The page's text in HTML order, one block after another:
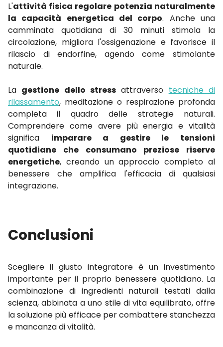
L'attività fisica regolare potenzia naturalmente
la capacità energetica del corpo. Anche una
camminata quotidiana di 30 minuti stimola la
circolazione, migliora l'ossigenazione e favorisce il
rilascio di endorfine, agendo come stimolante
naturale.
La gestione dello stress attraverso tecniche di
rilassamento, meditazione o respirazione profonda
completa il quadro delle strategie naturali.
Comprendere come avere più energia e vitalità
significa imparare a gestire le tensioni
quotidiane che consumano preziose riserve
energetiche, creando un approccio completo al
benessere che amplifica l'efficacia di qualsiasi
integrazione.
Conclusioni
Scegliere il giusto integratore è un investimento
importante per il proprio benessere quotidiano. La
combinazione di ingredienti naturali testati dalla
scienza, abbinata a uno stile di vita equilibrato, offre
la soluzione più efficace per combattere stanchezza
e mancanza di vitalità.